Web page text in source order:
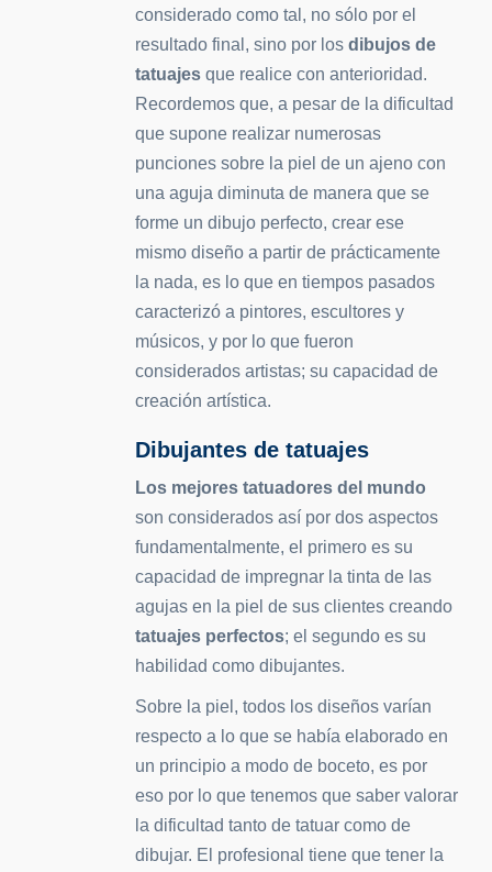
considerado como tal, no sólo por el
resultado final, sino por losdibujos de
tatuajes que realice con anterioridad.
Recordemos que, a pesar de la dificultad
que supone realizar numerosas
punciones sobre la piel de un ajeno con
una aguja diminuta de manera que se
forme un dibujo perfecto, crear ese
mismo diseño a partir de prácticamente
la nada, es lo que en tiempos pasados
caracterizó a pintores, escultores y
músicos, y por lo que fueron
considerados artistas; su capacidad de
creación artística.
Dibujantes de tatuajes
Los mejores tatuadores del mundo
son considerados así por dos aspectos
fundamentalmente, el primero es su
capacidad de impregnar la tinta de las
agujas en la piel de sus clientes creando
tatuajes perfectos; el segundo es su
habilidad como dibujantes.
Sobre la piel, todos los diseños varían
respecto a lo que se había elaborado en
un principio a modo de boceto, es por
eso por lo que tenemos que saber valorar
la dificultad tanto de tatuar como de
dibujar. El profesional tiene que tener la